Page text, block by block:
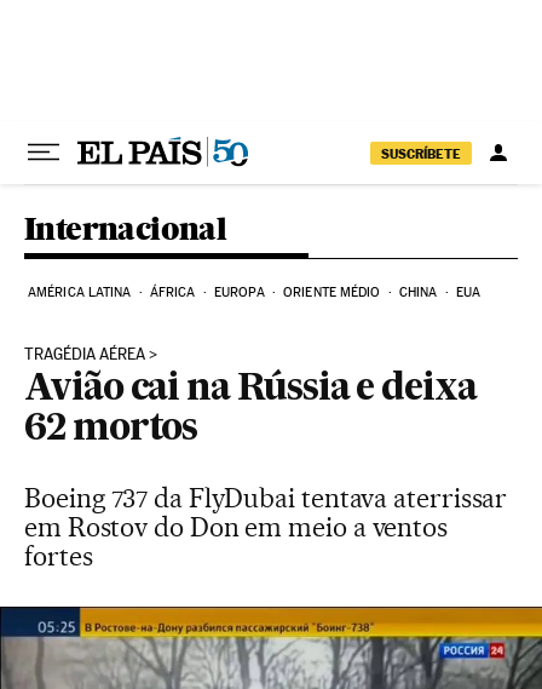
SUSCRÍBETE
Internacional
AMÉRICA LATINA ÁFRICA EUROPA ORIENTE MÉDIO CHINA EUA
TRAGÉDIA AÉREA
Avião cai na Rússia e deixa
62 mortos
Boeing 737 da FlyDubai tentava aterrissar
em Rostov do Don em meio a ventos
fortes